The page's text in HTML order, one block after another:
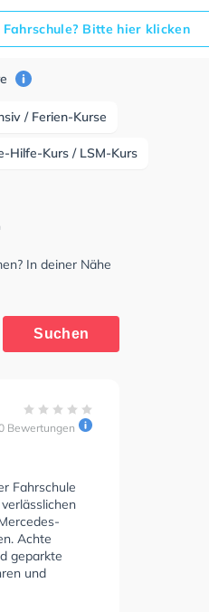
Fahrschule? Bitte hier klicken
/ Ferien-Kurse
Hilfe-Kurs / LSM-Kurs
In deiner Nähe
Suchen
Bewertungen
Fahrschule
Achte
geparkte
und
um deine